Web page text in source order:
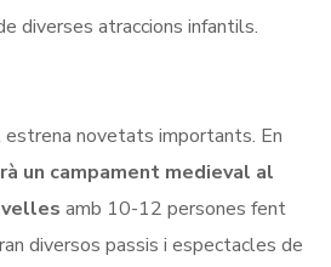
diverses atraccions infantils.
novetats importants. En
un campament medieval al
amb 10-12 persones fent
diversos passis i espectacles de